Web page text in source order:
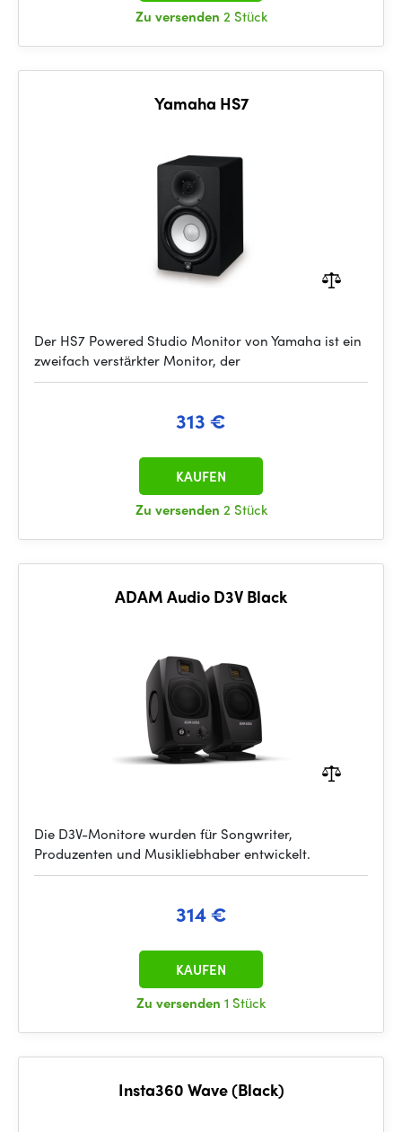
Zu versenden 2 Stück
Yamaha HS7
Der HS7 Powered Studio Monitor von Yamaha ist ein
zweifach verstärkter Monitor, der
313 €
Zu versenden 2 Stück
KAUFEN
ADAM Audio D3V Black
Die D3V-Monitore wurden für Songwriter,
Produzenten und Musikliebhaber entwickelt.
314 €
Zu versenden 1 Stück
KAUFEN
Insta360 Wave (Black)